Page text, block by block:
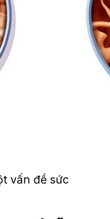
vấn đề sức